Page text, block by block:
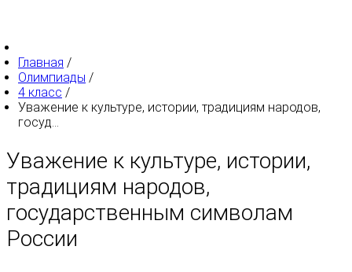
Главная /
Олимпиады /
4 класс /
Уважение к культуре, истории, традициям народов,
госуд...
Уважение к культуре, истории,
традициям народов,
государственным символам
России